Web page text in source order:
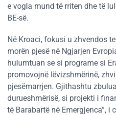
e vogla mund të rriten dhe të
BE-së.
Në Kroaci, fokusi u zhvendos
morën pjesë në Ngjarjen
hulumtuan se si programe si
promovojnë lëvizshmërinë,
pjesëmarrjen. Gjithashtu
durueshmërisë, si projekti i
të Barabartë në Emergjenca”, i